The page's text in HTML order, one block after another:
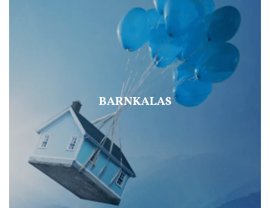
BARNKALAS